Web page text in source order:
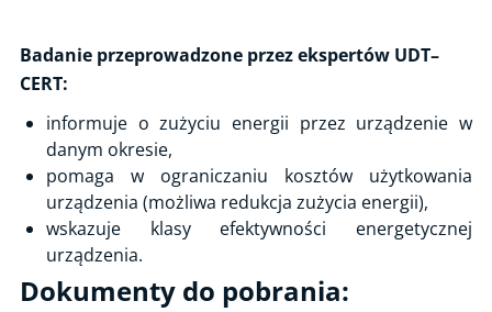
Próba ciśnieniowa
Próba obciążeniowa
Badania nieniszczące / NDT
Odbiory materiałów, urządzeń i elementów urządzeń
Kontrola urządzeń na placach zabaw
Przenoszenie oznaczeń materiałowych
Efektywność energetyczna dźwigów
Inspekcja dobrowolna zakładu przygotowującego zbiorniki
Badanie przeprowadzone przez ekspertów UDT–
CERT:
informuje o zużyciu energii przez urządzenie w
danym okresie,
pomaga w ograniczaniu kosztów użytkowania
urządzenia (możliwa redukcja zużycia energii),
wskazuje klasy efektywności energetycznej
urządzenia.
Dokumenty do pobrania: